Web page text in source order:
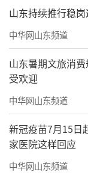
山东持续推行稳
中华网山东频道
山东暑期文旅消
受欢迎
中华网山东频道
新冠疫苗7月15日
家医院这样回应
中华网山东频道